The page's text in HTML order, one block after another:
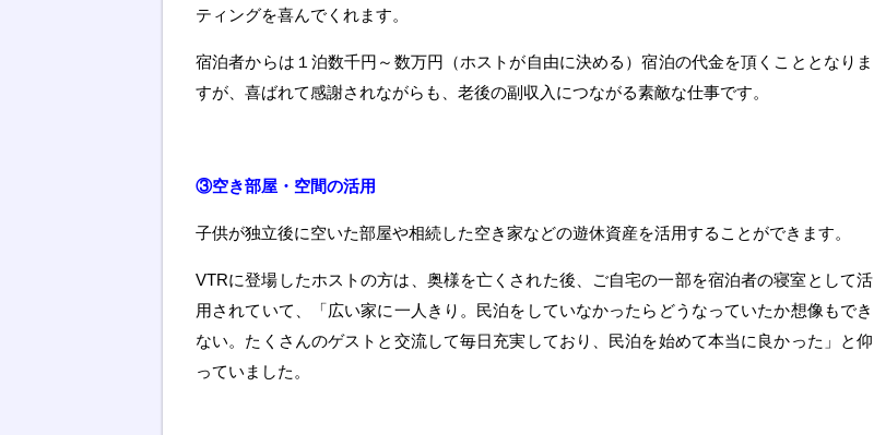
ティングを喜んでくれます。
宿泊者からは１泊数千円～数万円（ホストが自由に決める）宿泊の代金を頂くこととなりま
すが、喜ばれて感謝されながらも、老後の副収入につながる素敵な仕事です。
③空き部屋・空間の活用
子供が独立後に空いた部屋や相続した空き家などの遊休資産を活用することができます。
VTRに登場したホストの方は、奥様を亡くされた後、ご自宅の一部を宿泊者の寝室として活
用されていて、「広い家に一人きり。民泊をしていなかったらどうなっていたか想像もでき
ない。たくさんのゲストと交流して毎日充実しており、民泊を始めて本当に良かった」と仰
っていました。